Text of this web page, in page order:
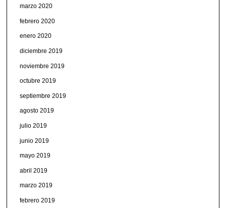
marzo 2020
febrero 2020
enero 2020
diciembre 2019
noviembre 2019
octubre 2019
septiembre 2019
agosto 2019
julio 2019
junio 2019
mayo 2019
abril 2019
marzo 2019
febrero 2019